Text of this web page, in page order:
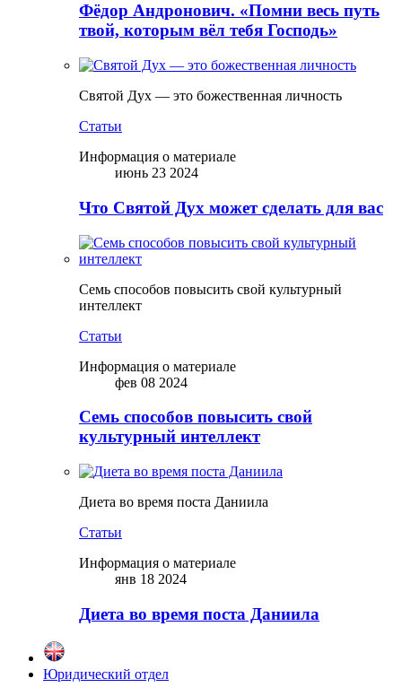
Фёдор Андронович. «Помни весь путь
твой, которым вёл тебя Господь»
Святой Дух — это божественная личность
Статьи
Информация о материале
июнь 23 2024
Что Святой Дух может сделать для вас
Семь способов повысить свой культурный
интеллект
Статьи
Информация о материале
фев 08 2024
Семь способов повысить свой
культурный интеллект
Диета во время поста Даниила
Статьи
Информация о материале
янв 18 2024
Диета во время поста Даниила
Юридический отдел